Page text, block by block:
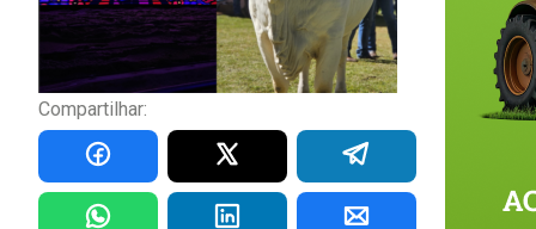
Compartilhar: